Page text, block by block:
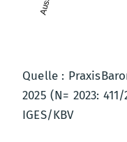
Quelle :
2025 (N= 2023:
IGES/KBV